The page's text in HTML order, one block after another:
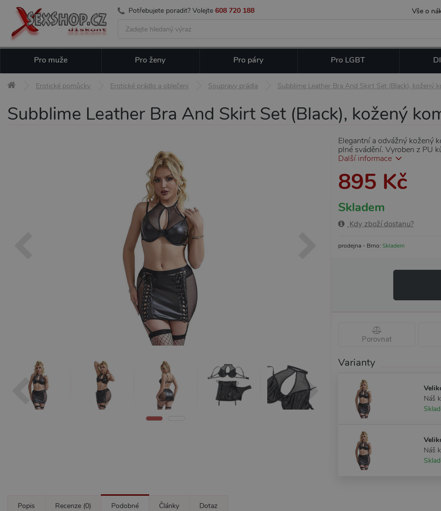
Potřebujete poradit? Volejte 608 720 188 Vše o
Pro muže Pro ženy Pro páry Pro LGBT
Erotické pomůcky Erotické prádlo a oblečení Soupravy prádla Subblime Leather Bra And Skirt Set (Black), kožený
Subblime Leather Bra And Skirt Set (Black), kožený
Elegantní a odvážný kožený
plné svádění. Vyroben z PU
Další informace
895 Kč
Skladem
Kdy zboží dostanu?
prodejna - Brno: Skladem
Porovnat
Varianty
Náš
Náš
Popis Recenze (0) Podobné Články Dotaz